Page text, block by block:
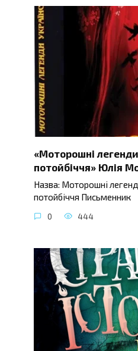
«Моторошні
потойбіччя» Юлія
Назва: Моторошні
потойбіччя Письменник
0 444